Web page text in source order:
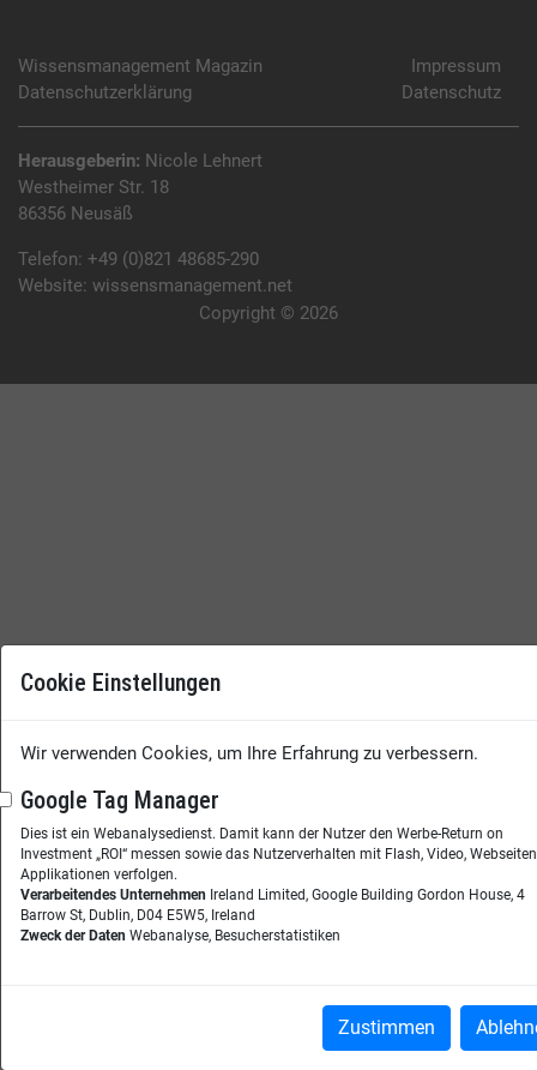
Wissensmanagement Magazin
Impressum
Datenschutzerklärung
Datenschutz
Herausgeberin: Nicole Lehnert
Westheimer Str. 18
86356 Neusäß
Telefon: +49 (0)821 48685-290
Website: wissensmanagement.net
Copyright © 2026
Cookie Einstellungen
Wir verwenden Cookies, um Ihre Erfahrung zu verbessern.
Google Tag Manager
Dies ist ein Webanalysedienst. Damit kann der Nutzer den Werbe-Return on
Investment „ROI“ messen sowie das Nutzerverhalten mit Flash, Video,
Applikationen verfolgen.
Verarbeitendes Unternehmen Ireland Limited, Google Building Gordon House, 4
Barrow St, Dublin, D04 E5W5, Ireland
Zweck der Daten Webanalyse, Besucherstatistiken
Zustimmen